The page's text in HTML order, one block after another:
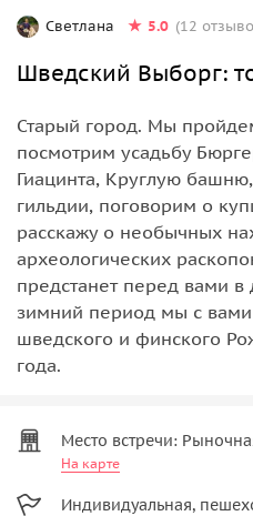
Светлана 5.0 (12
Шведский Выборг:
Старый город. Мы
посмотрим усадьбу
Гиацинта, Круглую
гильдии, поговорим о
расскажу о необычных
археологических
предстанет перед вами
зимний период мы с
шведского и финского
года.
Место встречи:
На карте
Индивидуальная,